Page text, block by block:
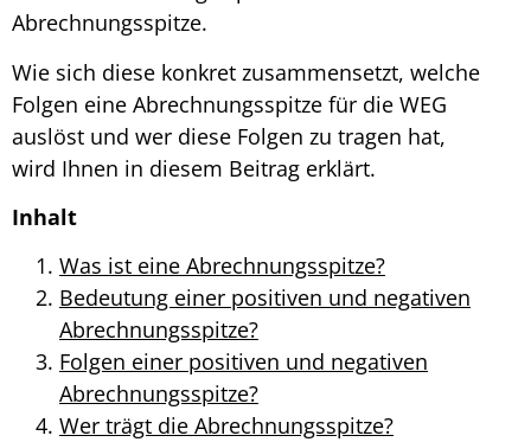
Abrechnungsspitze.
Wie sich diese konkret zusammensetzt, welche
Folgen eine Abrechnungsspitze für die WEG
auslöst und wer diese Folgen zu tragen hat,
wird Ihnen in diesem Beitrag erklärt.
Inhalt
Was ist eine Abrechnungsspitze?
Bedeutung einer positiven und negativen
Abrechnungsspitze?
Folgen einer positiven und negativen
Abrechnungsspitze?
Wer trägt die Abrechnungsspitze?